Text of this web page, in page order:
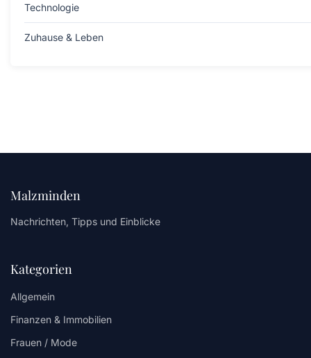
Technologie
Zuhause & Leben
Malzminden
Nachrichten, Tipps und Einblicke
Kategorien
Allgemein
Finanzen & Immobilien
Frauen / Mode